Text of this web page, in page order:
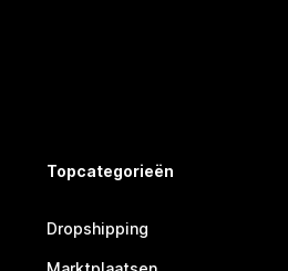
Topcategorieën
Dropshipping